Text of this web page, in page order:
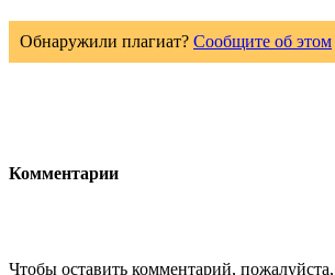
Обнаружили плагиат? Сообщите об этом
Комментарии
Чтобы оставить комментарий, пожалуйста,